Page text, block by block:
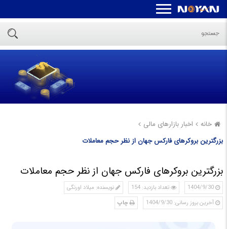
خانه
اخبار بازارهای مالی
بزرگترین بروکرهای فارکس جهان از نظر حجم معاملات
بزرگترین بروکرهای فارکس جهان از نظر حجم معاملات
1404/9/30 تعداد بازدید: 154
نویسنده: میلاد اورنگی
آخرین بروز رسانی: 1404/9/30
چاپ